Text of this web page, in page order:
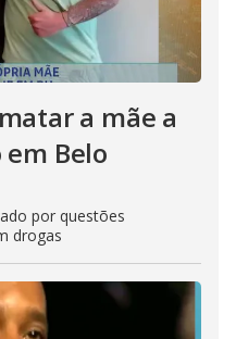
a mãe a
Belo
por questões
drogas